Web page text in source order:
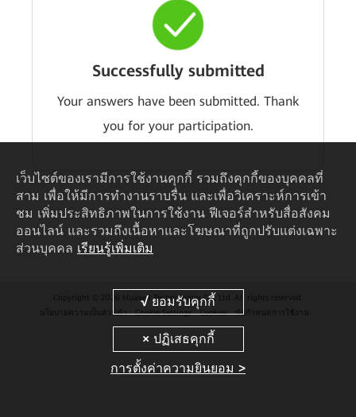
Successfully submitted
Your answers have been submitted. Thank
you for your participation.
Copyright © 2026 Huawei Technologies Co., Ltd. All rights reserved.
นโยบายความเป็นส่วนตัว
Cookie Settings Cookies ข้อกำหนดการใช้งาน
เว็บไซต์ของเรามีการใช้งานคุกกี้ รวมถึงคุกกี้ของบุคคลที่
สาม เพื่อให้มีการทำงานราบรื่น และเพื่อวิเคราะห์การเข้า
ชม เพิ่มประสิทธิภาพในการใช้งาน ฟีเจอร์สำหรับสื่อสังคม
ออนไลน์ และรวมถึงเนื้อหาและโฆษณาที่ถูกปรับแต่งเฉพาะ
ส่วนบุคคล เรียนรู้เพิ่มเติม
การตั้งค่าความยินยอม >